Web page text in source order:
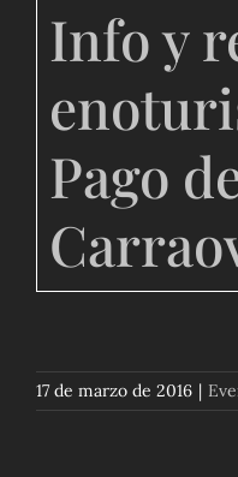
Info y
Pago
17 de marzo de 2016 |